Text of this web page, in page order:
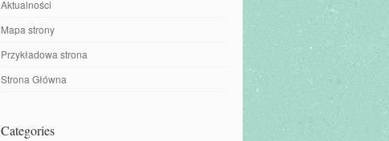
Aktualności
Mapa strony
Przykładowa strona
Strona Główna
Categories